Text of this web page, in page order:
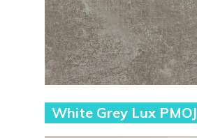
White Grey Lux PMOJ